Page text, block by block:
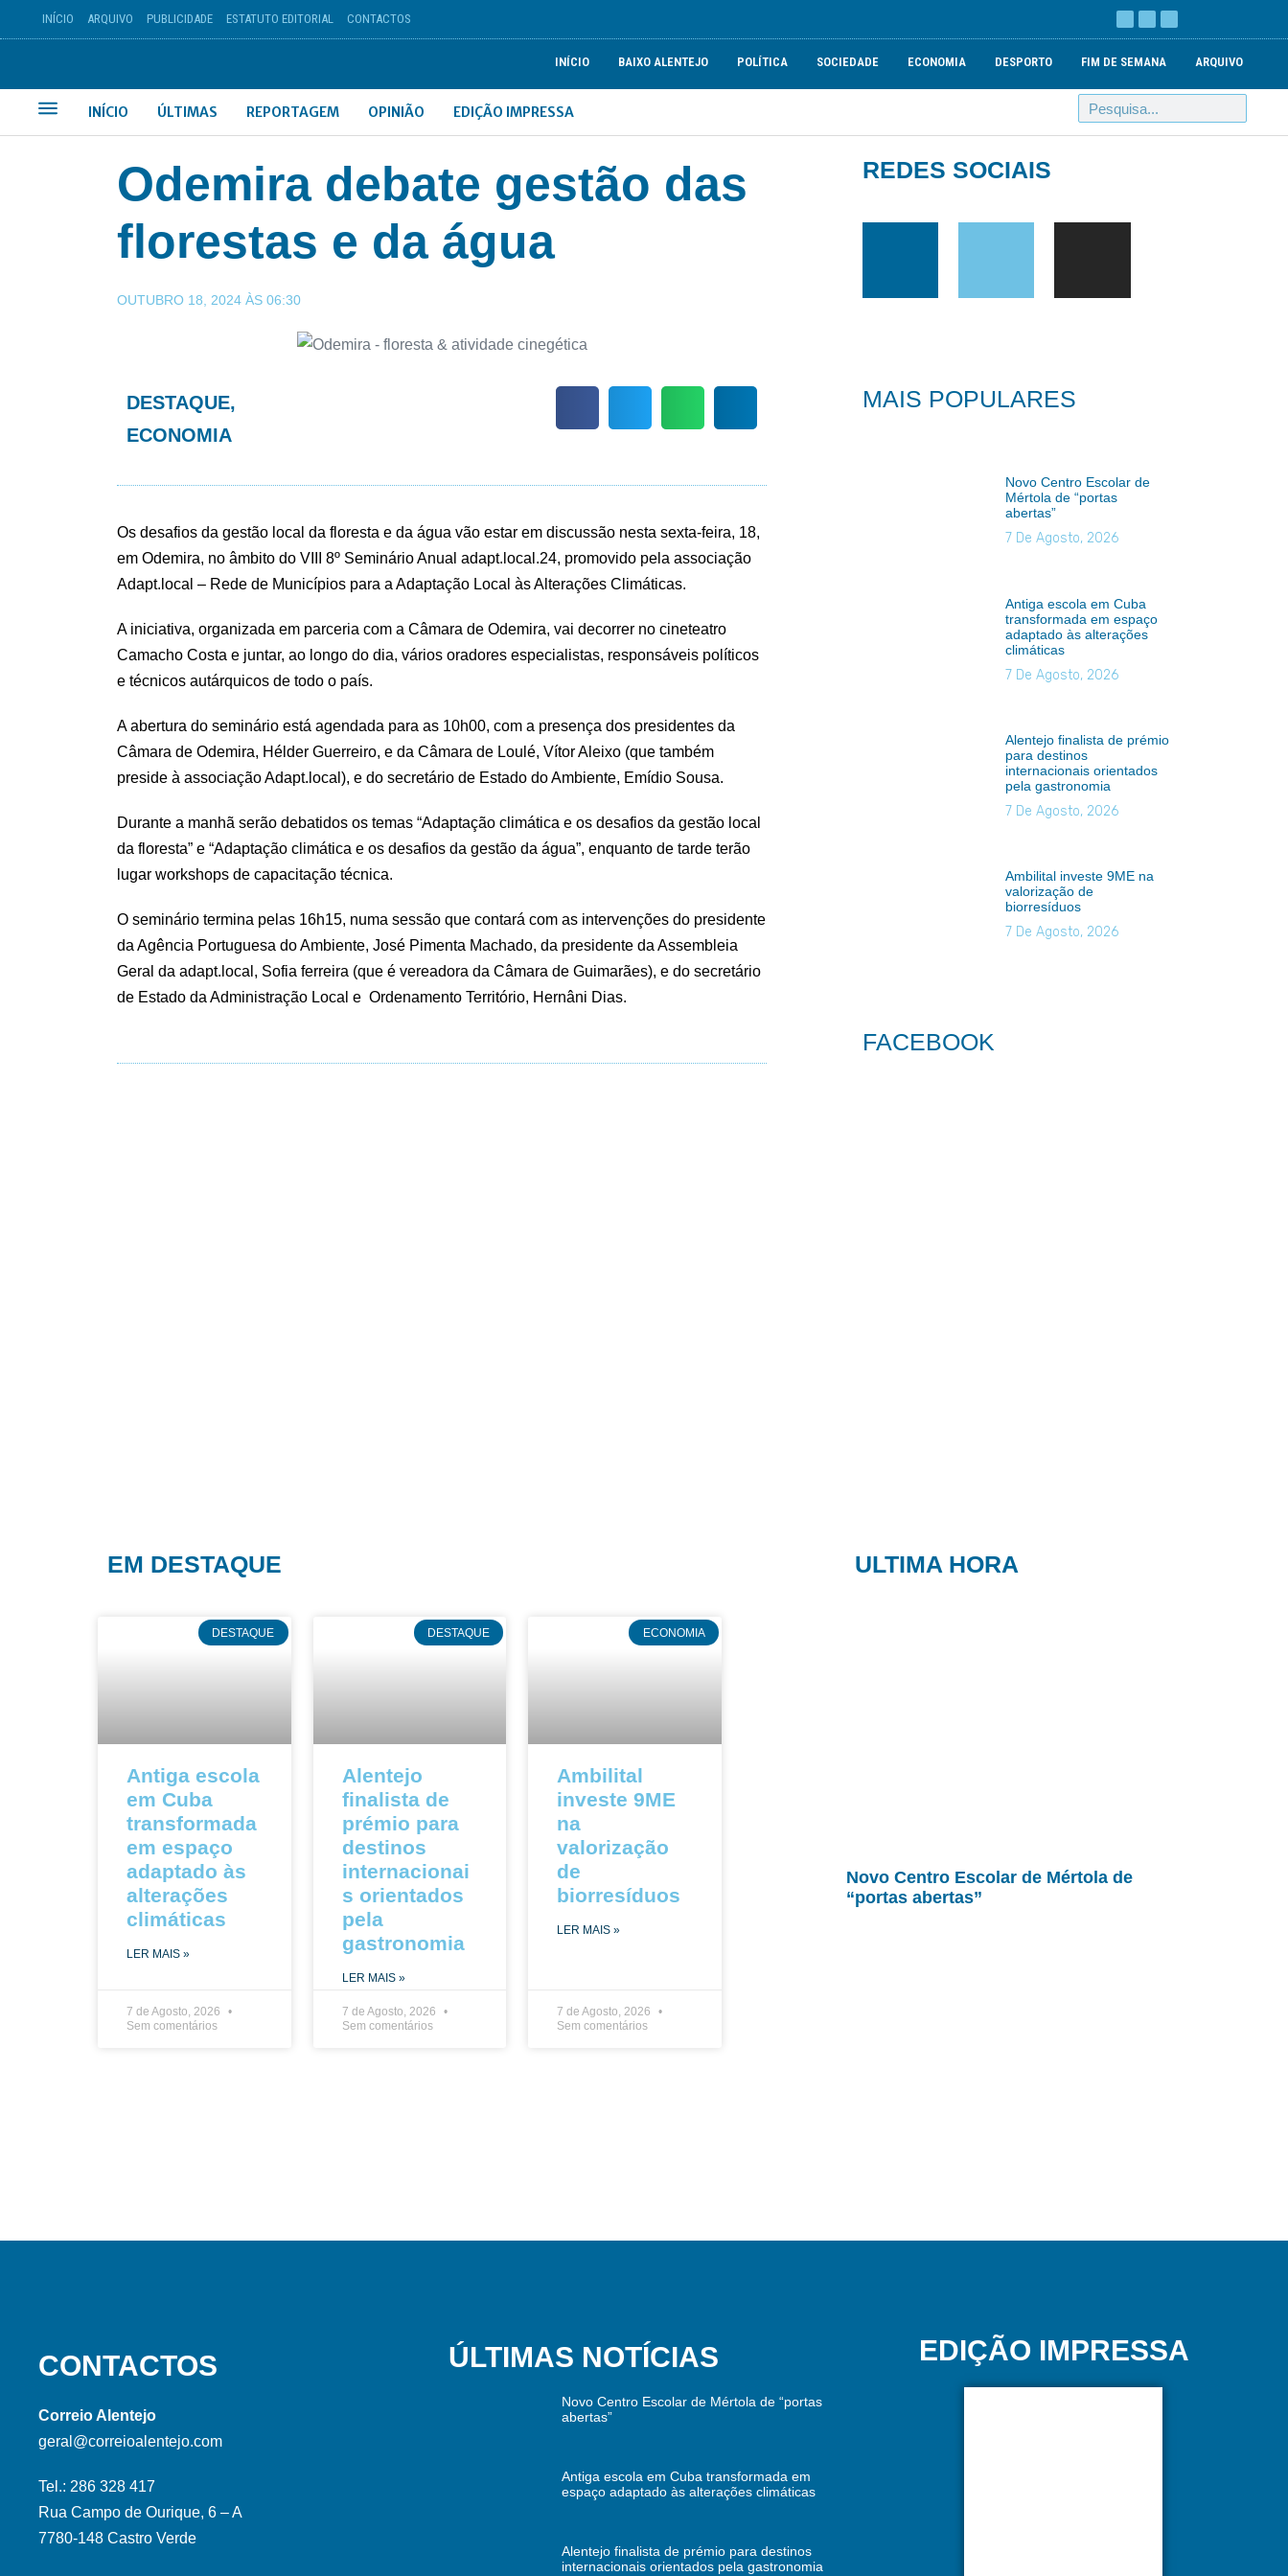
INÍCIO ARQUIVO PUBLICIDADE ESTATUTO EDITORIAL CONTACTOS
INÍCIO BAIXO ALENTEJO POLÍTICA SOCIEDADE ECONOMIA DESPORTO FIM DE SEMANA ARQUIVO
INÍCIO ÚLTIMAS REPORTAGEM OPINIÃO EDIÇÃO IMPRESSA
Odemira debate gestão das
florestas e da água
OUTUBRO 18, 2024 ÀS 06:30
DESTAQUE,
ECONOMIA
Os desafios da gestão local da floresta e da água vão estar em discussão nesta sexta-feira, 18,
em Odemira, no âmbito do VIII 8º Seminário Anual adapt.local.24, promovido pela associação
Adapt.local – Rede de Municípios para a Adaptação Local às Alterações Climáticas.
A iniciativa, organizada em parceria com a Câmara de Odemira, vai decorrer no cineteatro
Camacho Costa e juntar, ao longo do dia, vários oradores especialistas, responsáveis políticos
e técnicos autárquicos de todo o país.
A abertura do seminário está agendada para as 10h00, com a presença dos presidentes da
Câmara de Odemira, Hélder Guerreiro, e da Câmara de Loulé, Vítor Aleixo (que também
preside à associação Adapt.local), e do secretário de Estado do Ambiente, Emídio Sousa.
Durante a manhã serão debatidos os temas “Adaptação climática e os desafios da gestão local
da floresta” e “Adaptação climática e os desafios da gestão da água”, enquanto de tarde terão
lugar workshops de capacitação técnica.
O seminário termina pelas 16h15, numa sessão que contará com as intervenções do presidente
da Agência Portuguesa do Ambiente, José Pimenta Machado, da presidente da Assembleia
Geral da adapt.local, Sofia ferreira (que é vereadora da Câmara de Guimarães), e do secretário
de Estado da Administração Local e Ordenamento Território, Hernâni Dias.
REDES SOCIAIS
MAIS POPULARES
Novo Centro Escolar de
Mértola de “portas
abertas”
7 De Agosto, 2026
Antiga escola em Cuba
transformada em espaço
adaptado às alterações
climáticas
7 De Agosto, 2026
Alentejo finalista de prémio
para destinos
internacionais orientados
pela gastronomia
7 De Agosto, 2026
Ambilital investe 9ME na
valorização de
biorresíduos
7 De Agosto, 2026
FACEBOOK
EM DESTAQUE ULTIMA HORA
DESTAQUE
Antiga escola
em Cuba
transformada
em espaço
adaptado às
alterações
climáticas
LER MAIS »
7 de Agosto, 2026
Sem comentários
DESTAQUE
Alentejo
finalista de
prémio para
destinos
internacionai
s orientados
pela
gastronomia
LER MAIS »
7 de Agosto, 2026
Sem comentários
ECONOMIA
Ambilital
investe 9ME
na
valorização
de
biorresíduos
LER MAIS »
7 de Agosto, 2026
Sem comentários
Novo Centro Escolar de Mértola de
“portas abertas”
CONTACTOS
Correio Alentejo
geral@correioalentejo.com
Tel.: 286 328 417
Rua Campo de Ourique, 6 – A
7780-148 Castro Verde
ÚLTIMAS NOTÍCIAS
Novo Centro Escolar de Mértola de “portas
abertas”
Antiga escola em Cuba transformada em
espaço adaptado às alterações climáticas
Alentejo finalista de prémio para destinos
internacionais orientados pela gastronomia
EDIÇÃO IMPRESSA